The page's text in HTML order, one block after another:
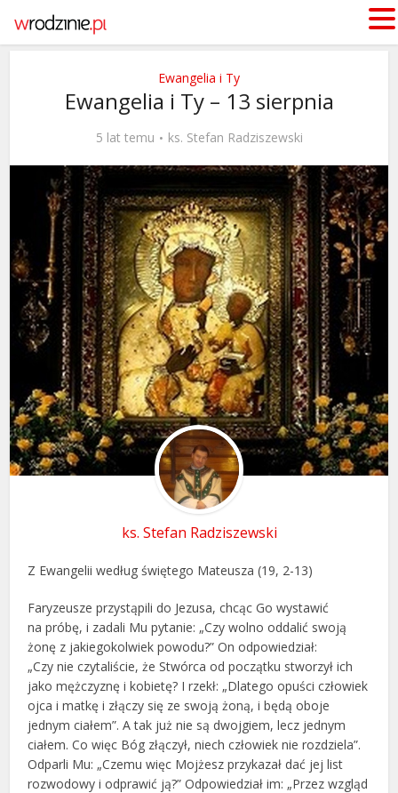
Ewangelia i Ty
Ewangelia i Ty – 13 sierpnia
5 lat temu ks. Stefan Radziszewski
ks. Stefan Radziszewski
Z Ewangelii według świętego Mateusza (19, 2-13)
Faryzeusze przystąpili do Jezusa, chcąc Go wystawić
na próbę, i zadali Mu pytanie: „Czy wolno oddalić swoją
żonę z jakiegokolwiek powodu?” On odpowiedział:
„Czy nie czytaliście, że Stwórca od początku stworzył ich
jako mężczyznę i kobietę? I rzekł: „Dlatego opuści człowiek
ojca i matkę i złączy się ze swoją żoną, i będą oboje
jednym ciałem”. A tak już nie są dwojgiem, lecz jednym
ciałem. Co więc Bóg złączył, niech człowiek nie rozdziela”.
Odparli Mu: „Czemu więc Mojżesz przykazał dać jej list
rozwodowy i odprawić ją?” Odpowiedział im: „Przez wzgląd